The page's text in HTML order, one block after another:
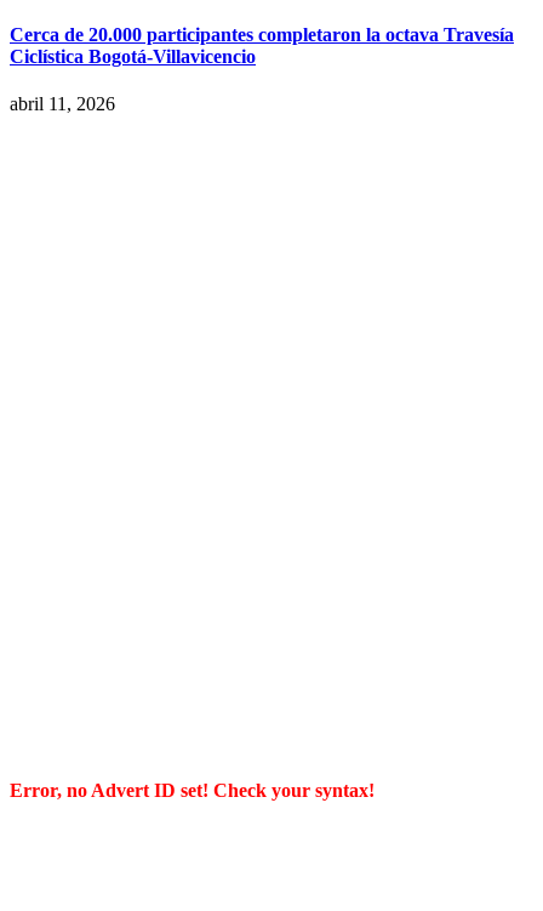
Cerca de 20.000 participantes completaron la octava Travesía
Ciclística Bogotá-Villavicencio
abril 11, 2026
Error, no Advert ID set! Check your syntax!